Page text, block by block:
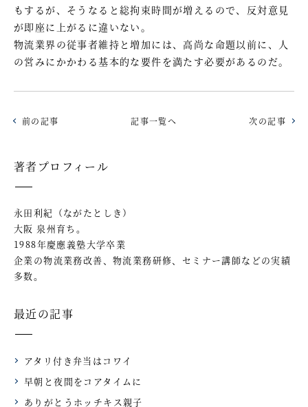
もするが、そうなると総拘束時間が増えるので、反対意見
が即座に上がるに違いない。
物流業界の従事者維持と増加には、高尚な命題以前に、人
の営みにかかわる基本的な要件を満たす必要があるのだ。
前の記事 記事一覧へ 次の記事
著者プロフィール
永田利紀（ながたとしき）
大阪 泉州育ち。
1988年慶應義塾大学卒業
企業の物流業務改善、物流業務研修、セミナー講師などの実績
多数。
最近の記事
アタリ付き弁当はコワイ
早朝と夜間をコアタイムに
ありがとうホッチキス親子